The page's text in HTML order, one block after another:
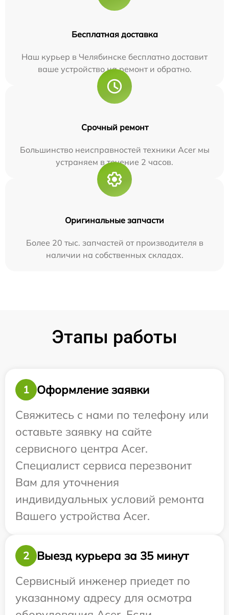
Бесплатная доставка
Наш курьер в Челябинске бесплатно доставит
ваше устройство на ремонт и обратно.
Срочный ремонт
Большинство неисправностей техники Acer мы
устраняем в течение 2 часов.
Оригинальные запчасти
Более 20 тыс. запчастей от производителя в
наличии на собственных складах.
Этапы работы
1
Оформление заявки
Свяжитесь с нами по телефону или
оставьте заявку на сайте
сервисного центра Acer.
Специалист сервиса перезвонит
Вам для уточнения
индивидуальных условий ремонта
Вашего устройства Acer.
2
Выезд курьера за 35 минут
Сервисный инженер приедет по
указанному адресу для осмотра